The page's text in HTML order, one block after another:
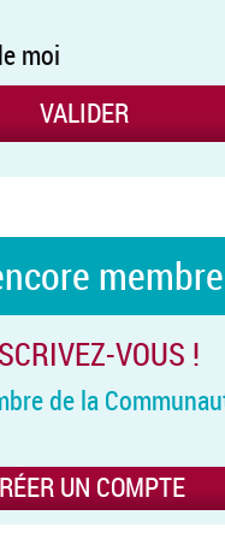
moi
VOUS !
de la
UN COMPTE